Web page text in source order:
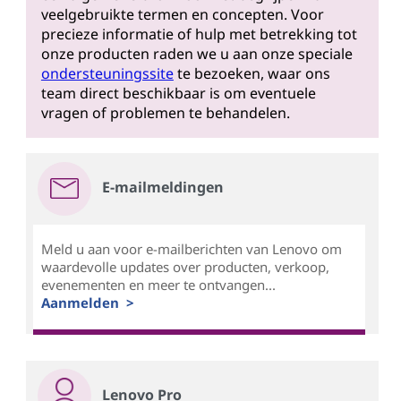
veelgebruikte termen en concepten. Voor
precieze informatie of hulp met betrekking tot
onze producten raden we u aan onze speciale
ondersteuningssitete bezoeken, waar ons
team direct beschikbaar is om eventuele
vragen of problemen te behandelen.
E-mailmeldingen
Meld u aan voor e-mailberichten van Lenovo om
waardevolle updates over producten, verkoop,
evenementen en meer te ontvangen...
Aanmelden >
Lenovo Pro